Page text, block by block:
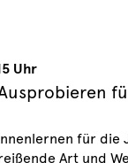
Uhr
für
Art und